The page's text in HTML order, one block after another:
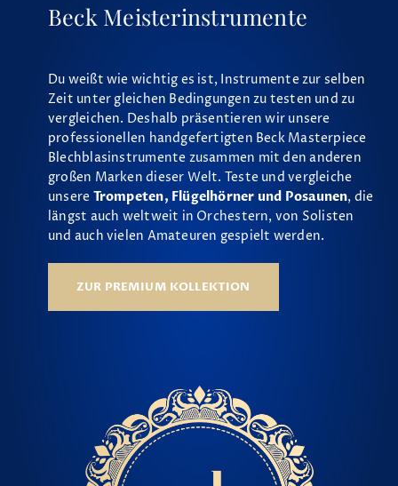
Beck Meisterinstrumente
Du weißt wie wichtig es ist, Instrumente zur selben
Zeit unter gleichen Bedingungen zu testen und zu
vergleichen. Deshalb präsentieren wir unsere
professionellen handgefertigten Beck Masterpiece
Blechblasinstrumente zusammen mit den anderen
großen Marken dieser Welt. Teste und vergleiche
unsere Trompeten, Flügelhörner und Posaunen, die
längst auch weltweit in Orchestern, von Solisten
und auch vielen Amateuren gespielt werden.
ZUR PREMIUM KOLLEKTION